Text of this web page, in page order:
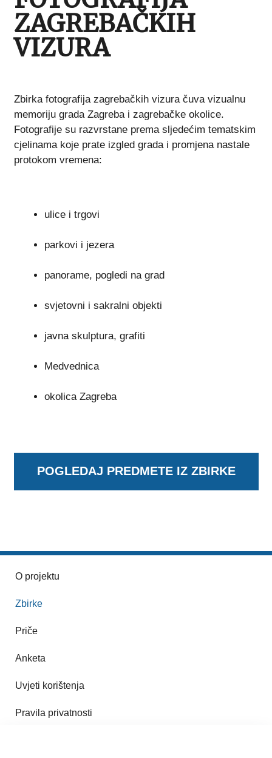
ZAGREBAČKIH
VIZURA
Zbirka fotografija zagrebačkih vizura čuva vizualnu
memoriju grada Zagreba i zagrebačke okolice.
Fotografije su razvrstane prema sljedećim tematskim
cjelinama koje prate izgled grada i promjena nastale
protokom vremena:
ulice i trgovi
parkovi i jezera
panorame, pogledi na grad
svjetovni i sakralni objekti
javna skulptura, grafiti
Medvednica
okolica Zagreba
POGLEDAJ PREDMETE IZ ZBIRKE
O projektu
Zbirke
Priče
Anketa
Uvjeti korištenja
Pravila privatnosti